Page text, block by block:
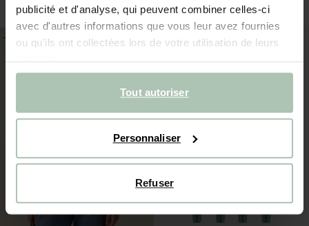
publicité et d'analyse, qui peuvent combiner celles-ci
avec d'autres informations que vous leur avez fournies
ou qu'ils ont collectées lors de votre utilisation de leurs
services.
Tout autoriser
Personnaliser
Refuser
-40%